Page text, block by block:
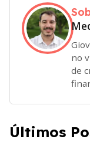
no
de
Últimos